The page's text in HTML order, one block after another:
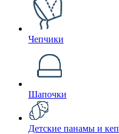
Чепчики
Шапочки
Детские панамы и